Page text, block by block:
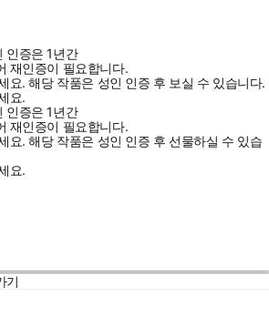
인증은 1년간
재인증이 필요합니다.
요.해당 작품은 성인 인증 후 보실 수 있습니다.
요.
인증은 1년간
재인증이 필요합니다.
요.해당 작품은 성인 인증 후 선물하실 수 있습
요.
기